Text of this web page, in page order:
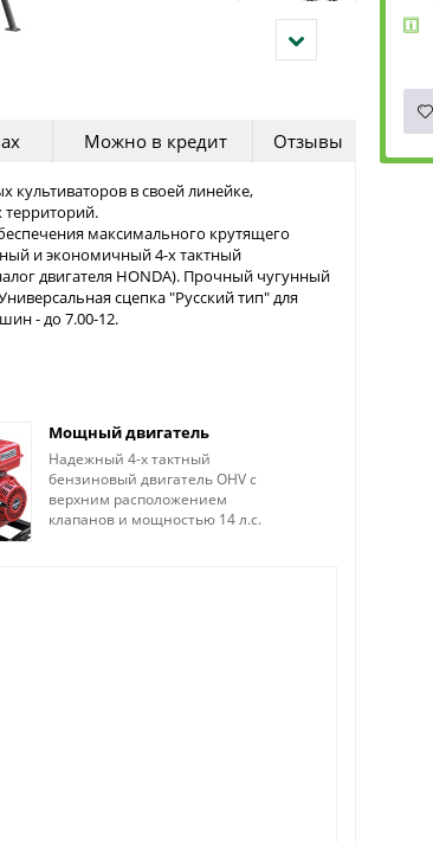
Можно в кредит Отзывы
культиваторов в своей линейке,
максимального крутящего
и экономичный 4-х тактный
двигателя HONDA). Прочный чугунный
сцепка "Русский тип" для
- до 7.00-12.
Мощный двигатель
Надежный 4-х тактный
бензиновый двигатель OHV с
верхним расположением
клапанов и мощностью 14 л.с.